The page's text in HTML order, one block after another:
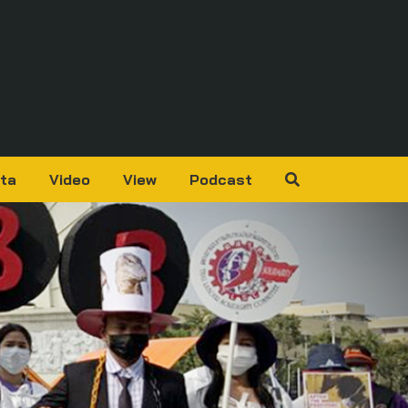
Video View Podcast